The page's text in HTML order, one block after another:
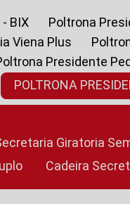
- BIX
Poltrona
Viena Plus
Poltrona Presidente
POLTRONA
Giratoria
Cadeira